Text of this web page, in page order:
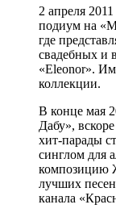
2 апреля
подиум на
где
свадебных и
«Eleonor».
коллекции.
В конце мая
Дабу»,
хит-парады
синглом для
композицию
лучших
канала